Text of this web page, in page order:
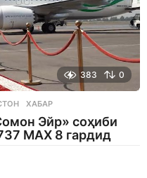
383 0
,ХАБАР
Эйр» соҳиби
MAX 8 гардид